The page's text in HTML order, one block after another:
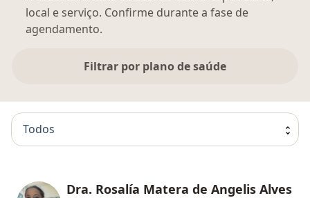
local e serviço. Confirme durante a fase de
agendamento.
Filtrar por plano de saúde
Todos
Dra. Rosalía Matera de Angelis Alves